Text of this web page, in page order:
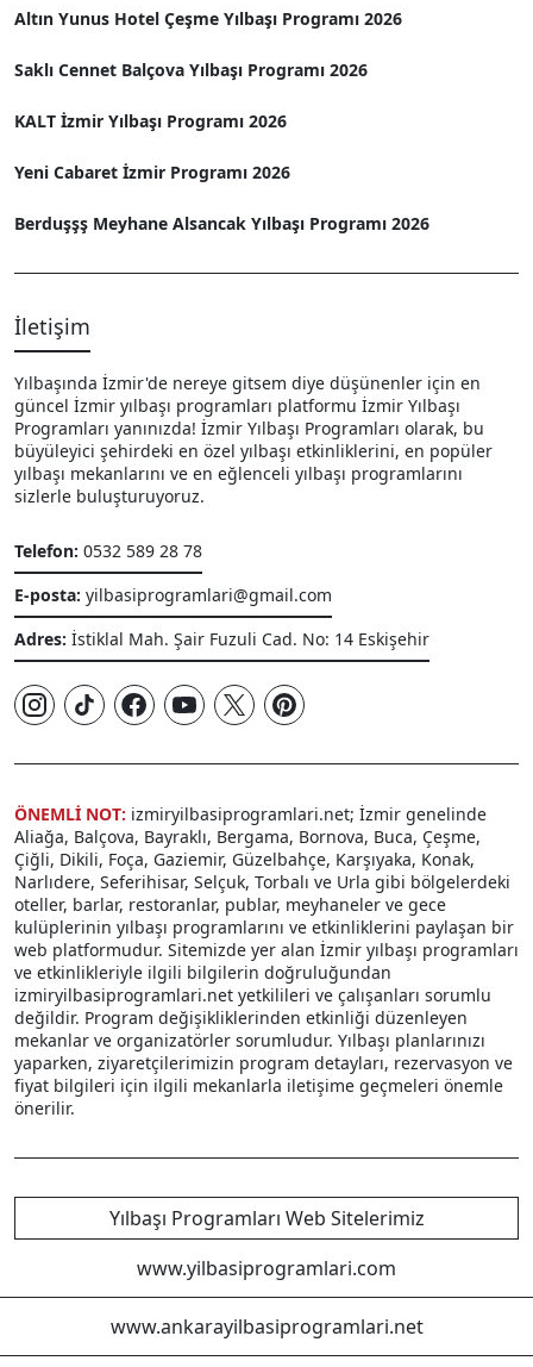
Altın Yunus Hotel Çeşme Yılbaşı Programı 2026
Saklı Cennet Balçova Yılbaşı Programı 2026
KALT İzmir Yılbaşı Programı 2026
Yeni Cabaret İzmir Programı 2026
Berduşşş Meyhane Alsancak Yılbaşı Programı 2026
İletişim
Yılbaşında İzmir'de nereye gitsem diye düşünenler için en
güncel İzmir yılbaşı programları platformu İzmir Yılbaşı
Programları yanınızda! İzmir Yılbaşı Programları olarak, bu
büyüleyici şehirdeki en özel yılbaşı etkinliklerini, en popüler
yılbaşı mekanlarını ve en eğlenceli yılbaşı programlarını
sizlerle buluşturuyoruz.
Telefon: 0532 589 28 78
E-posta: yilbasiprogramlari@gmail.com
Adres: İstiklal Mah. Şair Fuzuli Cad. No: 14 Eskişehir
ÖNEMLİ NOT: izmiryilbasiprogramlari.net; İzmir genelinde
Aliağa, Balçova, Bayraklı, Bergama, Bornova, Buca, Çeşme,
Çiğli, Dikili, Foça, Gaziemir, Güzelbahçe, Karşıyaka, Konak,
Narlıdere, Seferihisar, Selçuk, Torbalı ve Urla gibi bölgelerdeki
oteller, barlar, restoranlar, publar, meyhaneler ve gece
kulüplerinin yılbaşı programlarını ve etkinliklerini paylaşan bir
web platformudur. Sitemizde yer alan İzmir yılbaşı programları
ve etkinlikleriyle ilgili bilgilerin doğruluğundan
izmiryilbasiprogramlari.net yetkilileri ve çalışanları sorumlu
değildir. Program değişikliklerinden etkinliği düzenleyen
mekanlar ve organizatörler sorumludur. Yılbaşı planlarınızı
yaparken, ziyaretçilerimizin program detayları, rezervasyon ve
fiyat bilgileri için ilgili mekanlarla iletişime geçmeleri önemle
önerilir.
Yılbaşı Programları Web Sitelerimiz
www.yilbasiprogramlari.com
www.ankarayilbasiprogramlari.net